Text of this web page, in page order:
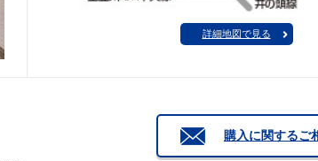
詳細地図で見る
購入に関するご